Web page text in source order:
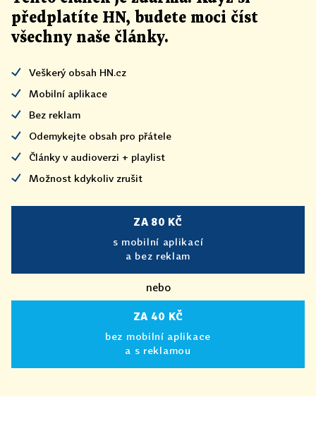
předplatíte HN, budete moci číst
všechny naše články.
Veškerý obsah HN.cz
Mobilní aplikace
Bez reklam
Odemykejte obsah pro přátele
Články v audioverzi + playlist
Možnost kdykoliv zrušit
ZA 80 KČ
s mobilní aplikací
a bez reklam
nebo
ZA 40 KČ
bez mobilní aplikace
a s reklamou